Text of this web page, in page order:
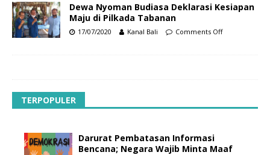
Dewa Nyoman Budiasa Deklarasi Kesiapan
Maju di Pilkada Tabanan
17/07/2020 Kanal Bali Comments Off
TERPOPULER
Darurat Pembatasan Informasi
Bencana; Negara Wajib Minta Maaf